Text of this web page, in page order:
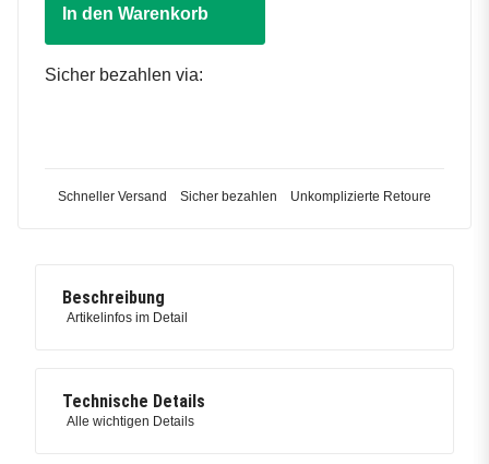
In den Warenkorb
Sicher bezahlen via:
Schneller Versand Sicher bezahlen Unkomplizierte Retoure
Beschreibung
Artikelinfos im Detail
Technische Details
Alle wichtigen Details